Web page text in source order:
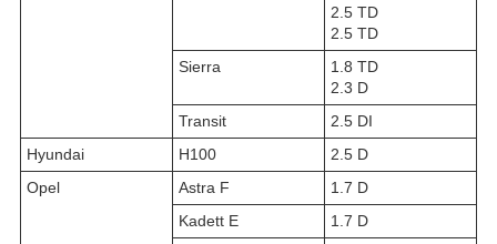
2.5 TD
2.5 TD
Sierra
1.8 TD
2.3 D
Transit
2.5 DI
Hyundai
H100
2.5 D
Opel
Astra F
1.7 D
Kadett E
1.7 D